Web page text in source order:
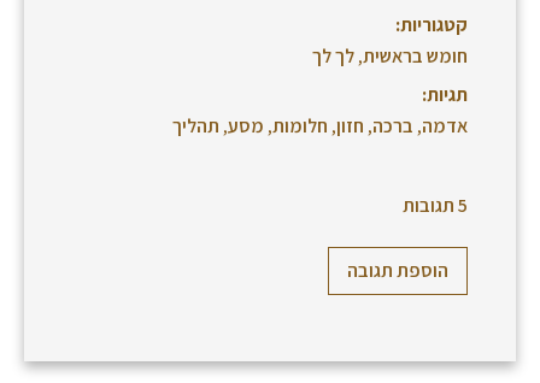
קטגוריות:
חומש בראשית,לך לך
תגיות:
אדמה, ברכה, חזון, חלומות, מסע, תהליך
5 תגובות
הוספת תגובה